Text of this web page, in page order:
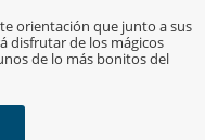
orientación que junto a sus
disfrutar de los mágicos
de lo más bonitos del